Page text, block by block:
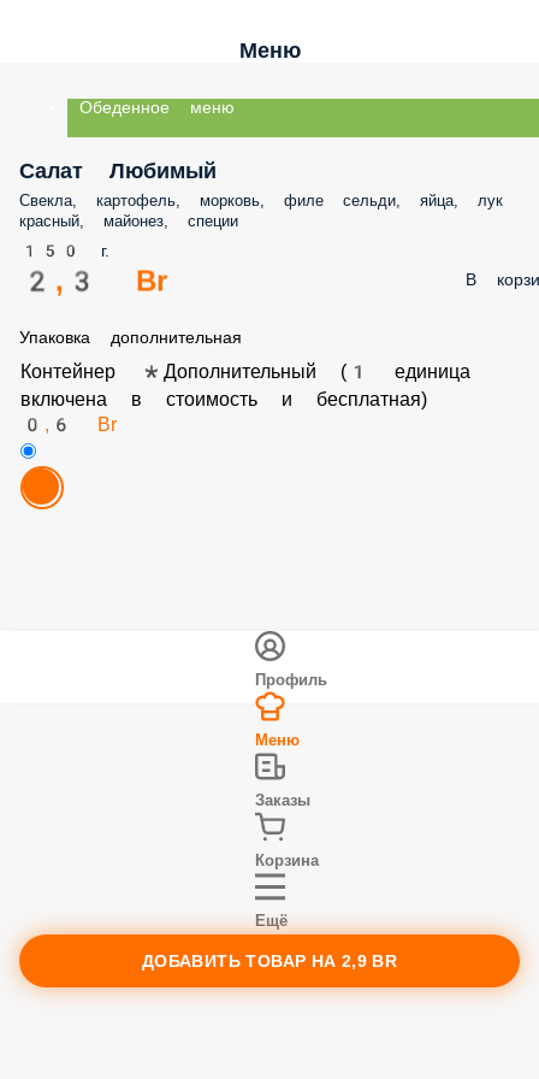
Меню
Обеденное меню
Салат Любимый
Свекла, картофель, морковь, филе сельди, яйца, лук
красный, майонез, специи
150 г.
2,3 Br В
Упаковка дополнительная
Контейнер *Дополнительный (1 единица
включена в стоимость и бесплатная)
0,6 Br
ДОБАВИТЬ ТОВАР НА 2,9 BR
Профиль
Меню
Заказы
Корзина
Ещё